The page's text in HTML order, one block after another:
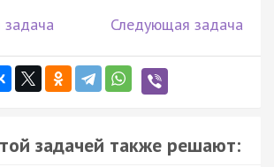
Следующая задача
задачей также решают: